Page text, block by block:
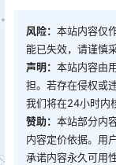
风险： 本站内容仅
能已失效，请谨慎采
声明： 本站内容由
担。若存在侵权或
我们将在24小时内
赞助： 本站部分内
内容定价依据。用
承诺内容永久可用